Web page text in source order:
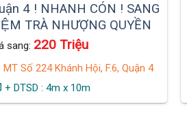
4 ! NHANH CÓN ! SANG
TRÀ NHƯỢNG QUYỀN
LẮM MB VỊ TRÍ ĐẸP !
sang: 220 Triệu
MT Số 224 Khánh Hội, F.6, Quận 4
+ DTSD : 4m x 10m